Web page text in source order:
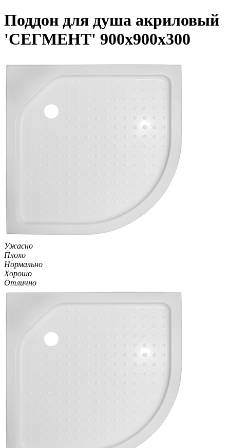
Поддон для душа акриловый
'СЕГМЕНТ' 900х900х300
Ужасно
Плохо
Нормально
Хорошо
Отлично